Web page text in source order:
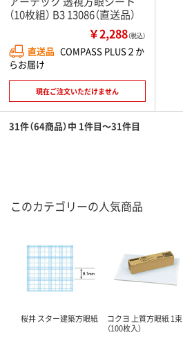
（10枚組） B3 13086（直送品）
￥2,288（税込）
直送品 COMPASS PLUS２か
らお届け
現在ご注文いただけません
31件（64商品）中 1件目～31件目
このカテゴリーの人気商品
桜井 スター建築方眼紙
コクヨ 上質方眼紙 1束
（100枚入）